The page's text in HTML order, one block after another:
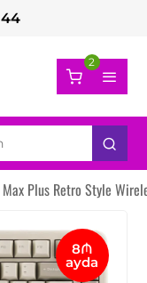
44
2
Plus Retro Style
8₼
ayda